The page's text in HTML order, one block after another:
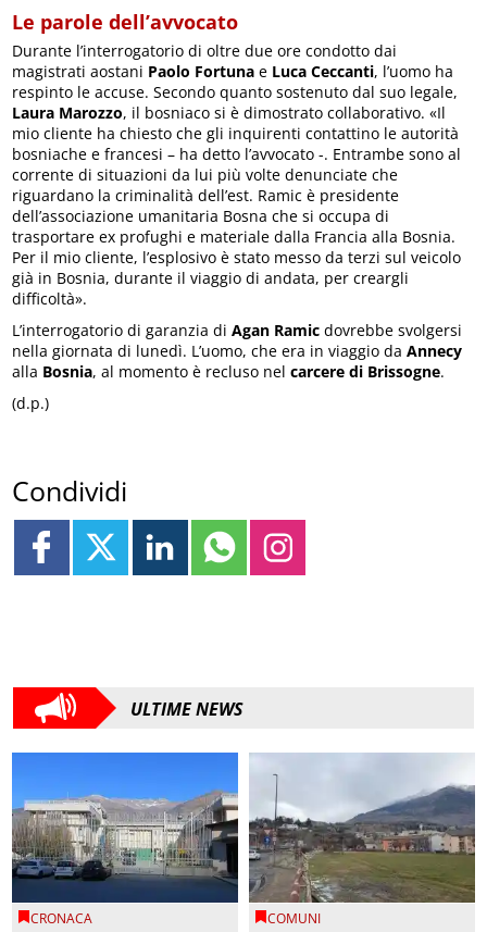
Le parole dell’avvocato
Durante l’interrogatorio di oltre due ore condotto dai
magistrati aostani Paolo Fortuna e Luca Ceccanti, l’uomo ha
respinto le accuse. Secondo quanto sostenuto dal suo legale,
Laura Marozzo, il bosniaco si è dimostrato collaborativo. «Il
mio cliente ha chiesto che gli inquirenti contattino le autorità
bosniache e francesi – ha detto l’avvocato -. Entrambe sono al
corrente di situazioni da lui più volte denunciate che
riguardano la criminalità dell’est. Ramic è presidente
dell’associazione umanitaria Bosna che si occupa di
trasportare ex profughi e materiale dalla Francia alla Bosnia.
Per il mio cliente, l’esplosivo è stato messo da terzi sul veicolo
già in Bosnia, durante il viaggio di andata, per creargli
difficoltà».
L’interrogatorio di garanzia diAgan Ramic dovrebbe svolgersi
nella giornata di lunedì. L’uomo, che era in viaggio daAnnecy
alla Bosnia, al momento è recluso nelcarcere di Brissogne.
(d.p.)
Condividi
ULTIME NEWS
CRONACA COMUNI